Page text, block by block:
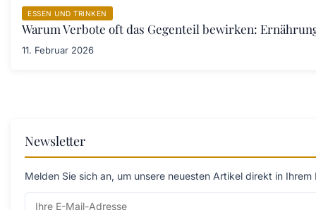
ESSEN UND TRINKEN
Warum Verbote oft das Gegenteil bewirken:
11. Februar 2026
Newsletter
Melden Sie sich an, um unsere neuesten Artikel direkt in